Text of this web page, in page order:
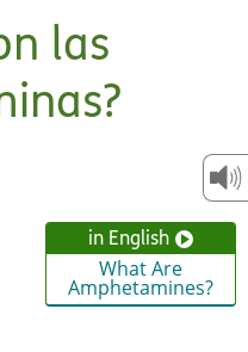
las
in English
What Are
Amphetamines?